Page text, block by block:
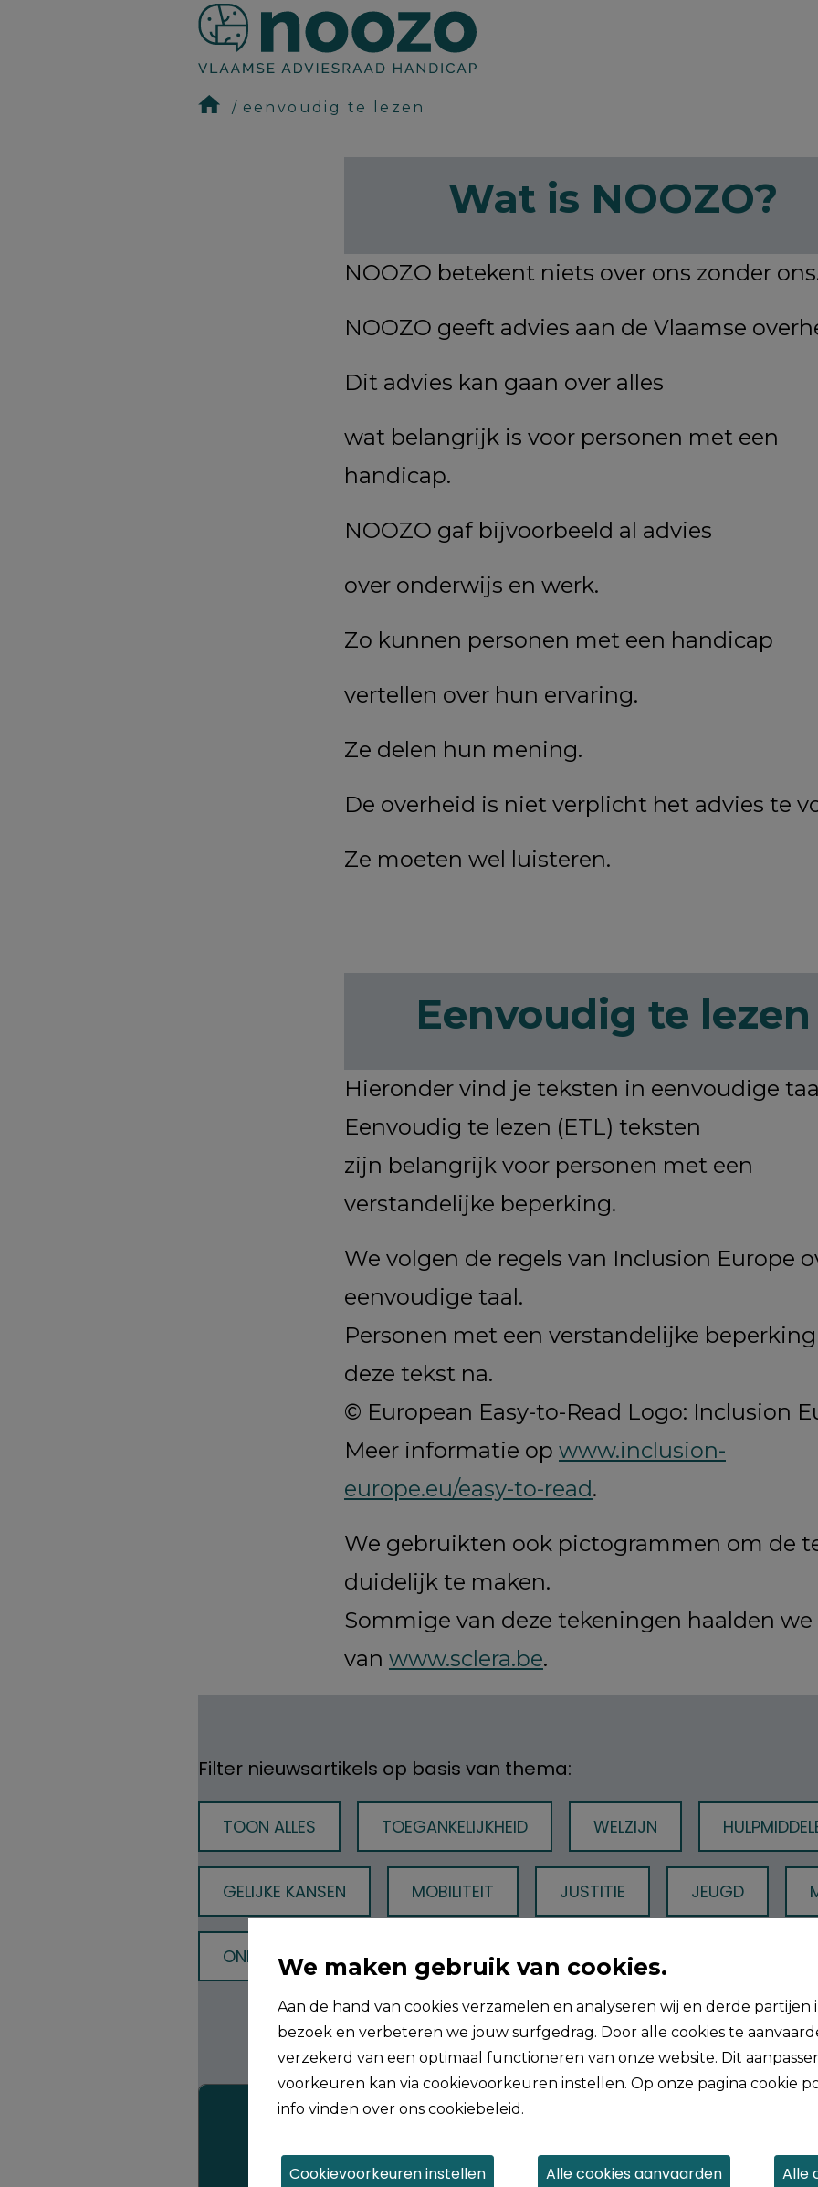
eenvoudig te lezen
Wat is NOOZO?
NOOZO betekent niets over ons zonder
NOOZO geeft advies aan de Vlaamse
Dit advies kan gaan over alles
wat belangrijk is voor personen met een
handicap.
NOOZO gaf bijvoorbeeld al advies
over onderwijs en werk.
Zo kunnen personen met een handicap
vertellen over hun ervaring.
Ze delen hun mening.
De overheid is niet verplicht het advies te
Ze moeten wel luisteren.
Eenvoudig te lezen
Hieronder vind je teksten in eenvoudige
Eenvoudig te lezen (ETL) teksten
zijn belangrijk voor personen met een
verstandelijke beperking.
We volgen de regels van Inclusion Europe
eenvoudige taal.
Personen met een verstandelijke
deze tekst na.
© European Easy-to-Read Logo: Inclusion
Meer informatie op www.inclusion-
europe.eu/easy-to-read.
We gebruikten ook pictogrammen om de
duidelijk te maken.
Sommige van deze tekeningen haalden we
van www.sclera.be.
Filter nieuwsartikels op basis van thema:
TOON ALLES TOEGANKELIJKHEID WELZIJN
GELIJKE KANSEN MOBILITEIT JUSTITIE JEUGD
ONDERWIJS BEGROTING COVID-19
We maken gebruik van cookies.
Aan de hand van cookies verzamelen en analyseren wij en derde partijen
bezoek en verbeteren we jouw surfgedrag. Door alle cookies te
verzekerd van een optimaal functioneren van onze website. Dit
voorkeuren kan via cookievoorkeuren instellen. Op onze pagina cookie
info vinden over ons cookiebeleid.
Cookievoorkeuren instellen Alle